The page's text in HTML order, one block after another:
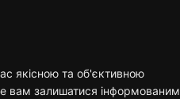
якісною та об'єктивною
вам залишатися інформованим